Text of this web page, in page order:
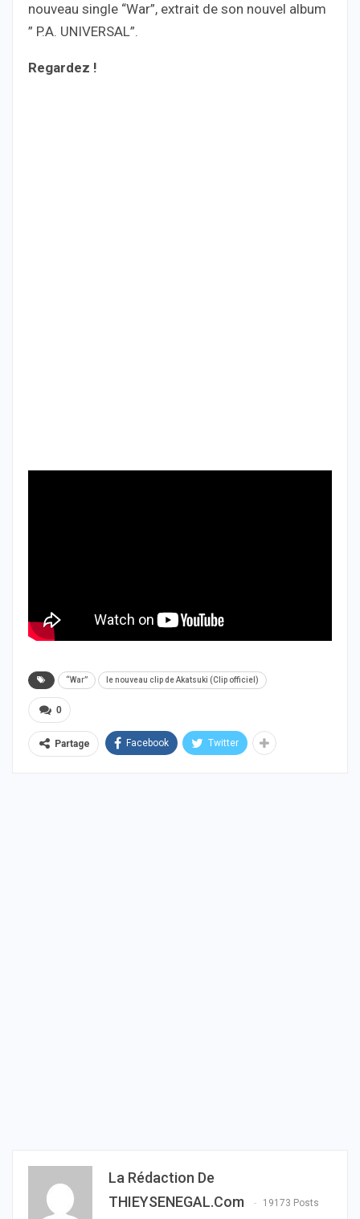
nouveau single “War”, extrait de son nouvel album
” P.A. UNIVERSAL”.
Regardez !
“War” le nouveau clip de Akatsuki (Clip officiel)
0
Partage Facebook Twitter
La Rédaction De
THIEYSENEGAL.com
19173 Posts